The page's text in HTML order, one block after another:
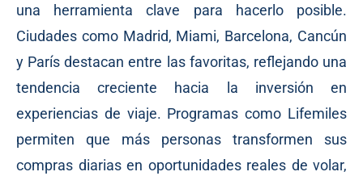
una herramienta clave para hacerlo posible.
Ciudades como Madrid, Miami, Barcelona, Cancún
y París destacan entre las favoritas, reflejando una
tendencia creciente hacia la inversión en
experiencias de viaje. Programas como Lifemiles
permiten que más personas transformen sus
compras diarias en oportunidades reales de volar,